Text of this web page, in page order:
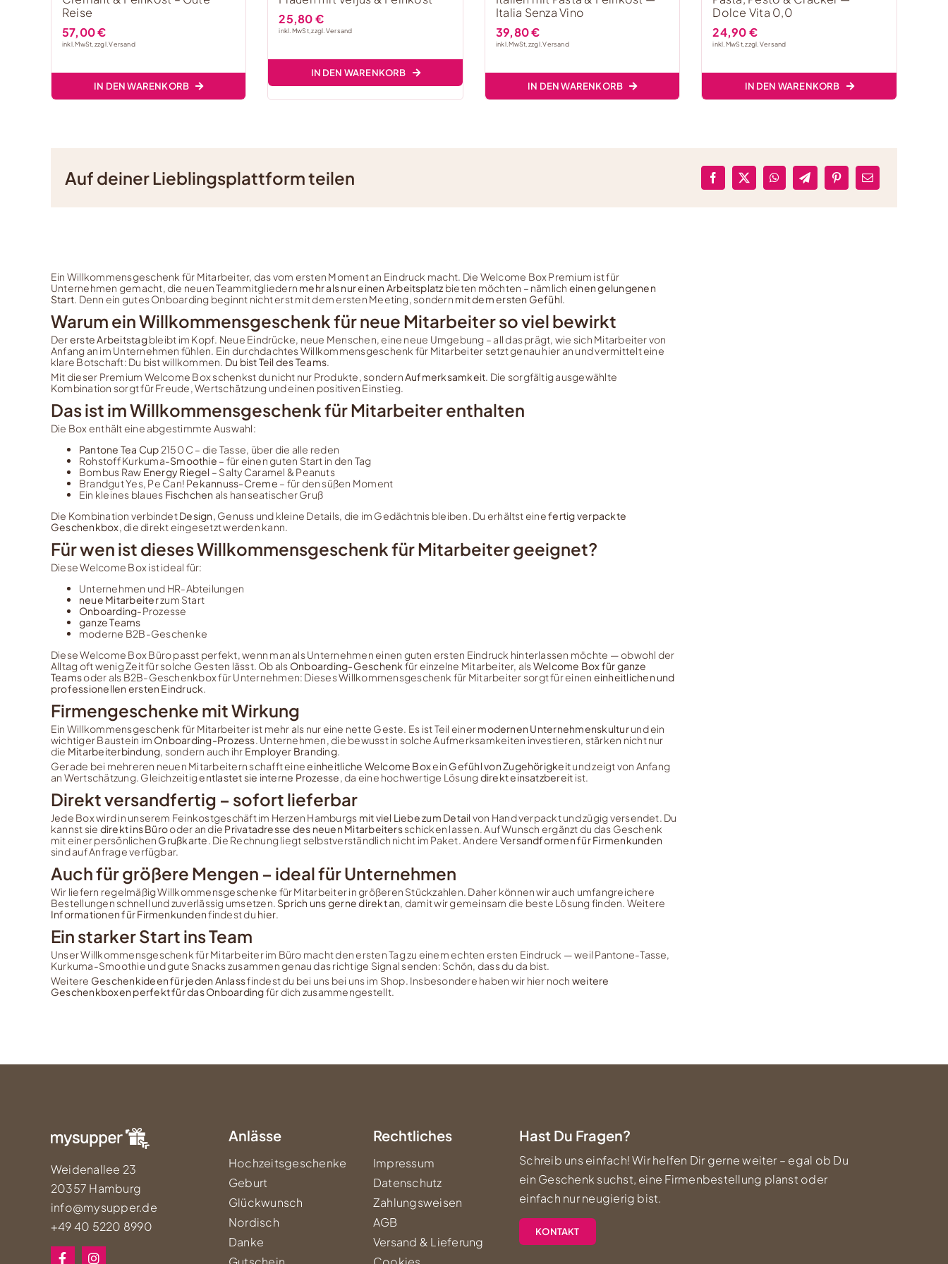
Reise
57,00€
inkl. MwSt, zzgl.Versand
IN DEN WARENKORB
25,80€
inkl. MwSt, zzgl.Versand
IN DEN WARENKORB
Italia Senza Vino
39,80€
inkl. MwSt, zzgl.Versand
IN DEN WARENKORB
Dolce Vita 0,0
24,90€
inkl. MwSt, zzgl.Versand
IN DEN WARENKORB
Auf deiner Lieblingsplattform teilen
Ein Willkommensgeschenk für Mitarbeiter, das vom ersten Moment an Eindruck macht. Die Welcome Box Premium ist für
Unternehmen gemacht, die neuen Teammitgliedern mehr als nur einen Arbeitsplatz bieten möchten – nämlich einen gelungenen
Start. Denn ein gutes Onboarding beginnt nicht erst mit dem ersten Meeting, sondern mit dem ersten Gefühl.
Warum ein Willkommensgeschenk für neue Mitarbeiter so viel bewirkt
Dererste Arbeitstagbleibt im Kopf. Neue Eindrücke, neue Menschen, eine neue Umgebung – all das prägt, wie sich Mitarbeiter von
Anfang an im Unternehmen fühlen. Ein durchdachtes Willkommensgeschenk für Mitarbeiter setzt genau hier an und vermittelt eine
klare Botschaft: Du bist willkommen. Du bist Teil des Teams.
Mit dieser Premium Welcome Box schenkst du nicht nur Produkte, sondernAufmerksamkeit. Die sorgfältig ausgewählte
Kombination sorgt für Freude, Wertschätzung und einen positiven Einstieg.
Das ist im Willkommensgeschenk für Mitarbeiter enthalten
Die Box enthält eine abgestimmte Auswahl:
Pantone Tea Cup 2150 C – die Tasse, über die alle reden
Rohstoff Kurkuma-Smoothie – für einen guten Start in den Tag
Bombus Raw Energy Riegel – Salty Caramel & Peanuts
Brandgut Yes, Pe Can! Pekannuss-Creme – für den süßen Moment
Ein kleines blaues Fischchen als hanseatischer Gruß
Die Kombination verbindetDesign, Genuss und kleine Details, die im Gedächtnis bleiben. Du erhältst einefertig verpackte
Geschenkbox, die direkt eingesetzt werden kann.
Für wen ist dieses Willkommensgeschenk für Mitarbeiter geeignet?
Diese Welcome Box ist ideal für:
Unternehmen und HR-Abteilungen
neue Mitarbeiterzum Start
Onboarding-Prozesse
ganze Teams
moderne B2B-Geschenke
Diese Welcome Box Büro passt perfekt, wenn man als Unternehmen einen guten ersten Eindruck hinterlassen möchte — obwohl der
Alltag oft wenig Zeit für solche Gesten lässt. Ob als Onboarding-Geschenk für einzelne Mitarbeiter, alsWelcome Box für ganze
Teamsoder als B2B-Geschenkbox für Unternehmen: Dieses Willkommensgeschenk für Mitarbeiter sorgt für einen einheitlichen und
professionellen ersten Eindruck.
Firmengeschenke mit Wirkung
Ein Willkommensgeschenk für Mitarbeiter ist mehr als nur eine nette Geste. Es ist Teil einermodernen Unternehmenskulturund ein
wichtiger Baustein im Onboarding-Prozess. Unternehmen, die bewusst in solche Aufmerksamkeiten investieren, stärken nicht nur
die Mitarbeiterbindung, sondern auch ihr Employer Branding.
Gerade bei mehreren neuen Mitarbeitern schafft eineeinheitliche Welcome Boxein Gefühl von Zugehörigkeitund zeigt von Anfang
an Wertschätzung. Gleichzeitigentlastet sie interne Prozesse, da eine hochwertige Lösungdirekt einsatzbereit ist.
Direkt versandfertig – sofort lieferbar
Jede Box wird in unserem Feinkostgeschäft im Herzen Hamburgs mit viel Liebe zum Detailvon Hand verpackt und zügig versendet. Du
kannst sie direkt ins Bürooder an die Privatadresse des neuen Mitarbeitersschicken lassen. Auf Wunsch ergänzt du das Geschenk
mit einer persönlichen Grußkarte. Die Rechnung liegt selbstverständlich nicht im Paket. Andere Versandformen für Firmenkunden
sind auf Anfrage verfügbar.
Auch für größere Mengen – ideal für Unternehmen
Wir liefern regelmäßig Willkommensgeschenke für Mitarbeiter in größeren Stückzahlen. Daher können wir auch umfangreichere
Bestellungen schnell und zuverlässig umsetzen. Sprich uns gerne direkt an, damit wir gemeinsam die beste Lösung finden. Weitere
Informationen für Firmenkundenfindest du hier.
Ein starker Start ins Team
Unser Willkommensgeschenk für Mitarbeiter im Büro macht den ersten Tag zu einem echten ersten Eindruck — weil Pantone-Tasse,
Kurkuma-Smoothie und gute Snacks zusammen genau das richtige Signal senden: Schön, dass du da bist.
Weitere Geschenkideen für jeden Anlassfindest du bei uns bei uns im Shop. Insbesondere haben wir hier noch weitere
Geschenkboxen perfekt für das Onboardingfür dich zusammengestellt.
Weidenallee 23
20357 Hamburg
info@mysupper.de
+49 40 5220 8990
Anlässe
Hochzeitsgeschenke
Geburt
Glückwunsch
Nordisch
Danke
Rechtliches
Impressum
Datenschutz
Zahlungsweisen
AGB
Versand & Lieferung
Hast Du Fragen?
Schreib uns einfach! Wir helfen Dir gerne weiter – egal ob Du
ein Geschenk suchst, eine Firmenbestellung planst oder
einfach nur neugierig bist.
KONTAKT